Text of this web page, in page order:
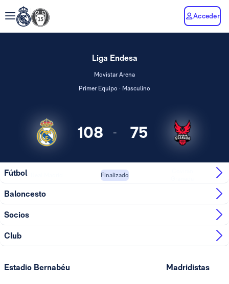
Acceder
Liga Endesa
Movistar Arena
Primer Equipo · Masculino
108 - 75
Finalizado
Fútbol
Baloncesto
Socios
Club
Estadio Bernabéu Madridistas